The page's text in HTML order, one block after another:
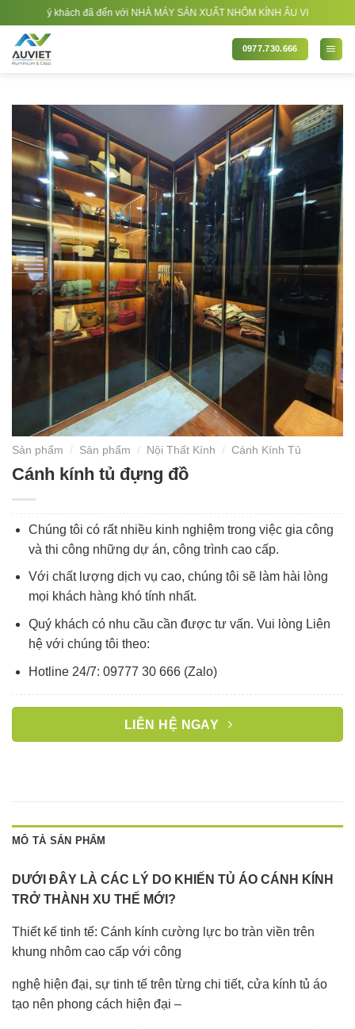
qua
nội
dung
khách đã đến với NHÀ MÁY SẢN XUẤT NHÔM KÍNH ÂU VIỆT. Nhà Sản xuất
0977.730.666
Sản phẩm / Sản phẩm / Nội Thất Kính / Cánh Kính Tủ
Cánh kính tủ đựng đồ
Chúng tôi có rất nhiều kinh nghiệm trong việc gia công
và thi công những dự án, công trình cao cấp.
Với chất lượng dịch vụ cao, chúng tôi sẽ làm hài lòng
mọi khách hàng khó tính nhất.
Quý khách có nhu cầu cần được tư vấn. Vui lòng Liên
hệ với chúng tôi theo:
Hotline 24/7: 09777 30 666 (Zalo)
LIÊN HỆ NGAY
MÔ TẢ SẢN PHẨM
DƯỚI ĐÂY LÀ CÁC LÝ DO KHIẾN TỦ ÁO CÁNH KÍNH
TRỞ THÀNH XU THẾ MỚI?
Thiết kế tinh tế: Cánh kính cường lực bo tràn viền trên
khung nhôm cao cấp với công
nghệ hiện đại, sự tinh tế trên từng chi tiết, cửa kính tủ áo
tạo nên phong cách hiện đại –